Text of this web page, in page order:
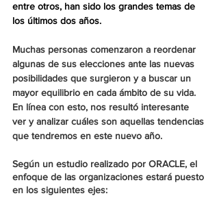
entre otros, han sido los grandes temas de
los últimos dos años.
Muchas personas comenzaron a reordenar
algunas de sus elecciones ante las nuevas
posibilidades que surgieron y a buscar un
mayor equilibrio en cada ámbito de su vida.
En línea con esto, nos resultó interesante
ver y analizar cuáles son aquellas tendencias
que tendremos en este nuevo año.
Según un estudio realizado por ORACLE, el
enfoque de las organizaciones estará puesto
en los siguientes ejes: